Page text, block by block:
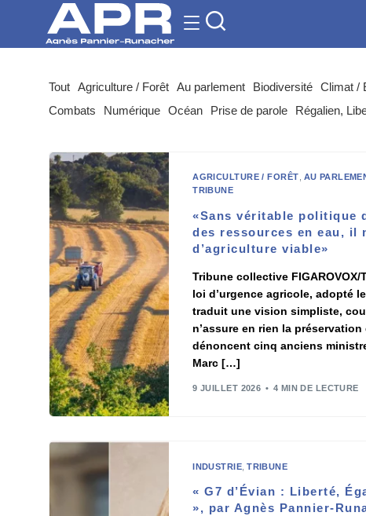
Tout Agriculture / Forêt Au parlement Biodiversité Climat /
Combats
Numérique Océan Prise de parole Régalien,
AGRICULTURE / FORÊT AU
TRIBUNE
«Sans véritable politique
des ressources en eau, il
d’agriculture viable»
Tribune collective FIGAROVOX/
loi d’urgence agricole, adopté
traduit une vision simpliste,
n’assure en rien la
dénoncent cinq anciens
Marc […]
9 JUILLET 2026 4 MIN DE LECTURE
INDUSTRIE ,TRIBUNE
« G7 d’Évian : Liberté,
», par Agnès Pannier-